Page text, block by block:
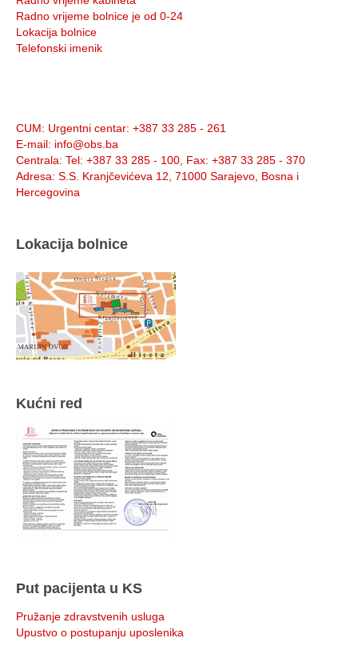
Radno vrijeme bolnice je od 0-24
Lokacija bolnice
Telefonski imenik
CUM: Urgentni centar: +387 33 285 - 261
E-mail: info@obs.ba
Centrala: Tel: +387 33 285 - 100, Fax: +387 33 285 - 370
Adresa: S.S. Kranjčevićeva 12, 71000 Sarajevo, Bosna i
Hercegovina
Lokacija bolnice
Kućni red
Put pacijenta u KS
Pružanje zdravstvenih usluga
Upustvo o postupanju uposlenika